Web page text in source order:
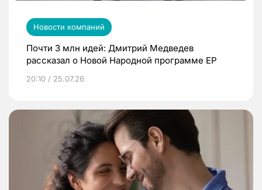
Новости компаний
Почти 3 млн идей: Дмитрий Медведев
рассказал о Новой Народной программе ЕР
20:10 / 25.07.26